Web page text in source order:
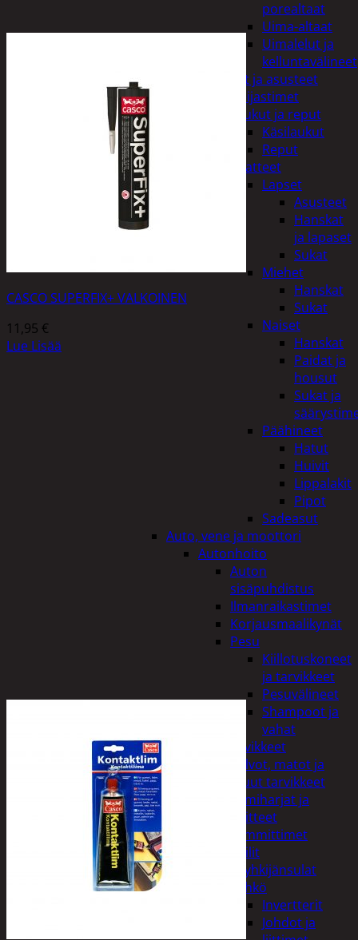
porealtaat
Uima-altaat
Uimalelut ja
kelluntavälineet
Vaatteet ja asusteet
Heijastimet
Laukut ja reput
Käsilaukut
Reput
Vaatteet
Lapset
Asusteet
Hanskat
ja lapaset
Sukat
Miehet
Hanskat
Sukat
Naiset
Hanskat
Paidat ja
housut
Sukat ja
Päähineet
Hatut
Huivit
Lippalakit
Pipot
Sadeasut
Auto, vene ja moottori
Autonhoito
Auton
sisäpuhdistus
Ilmanraikastimet
Korjausmaalikynät
Pesu
Kiillotuskoneet
ja tarvikkeet
Pesuvälineet
Shampoot ja
vahat
Autotarvikkeet
Kalvot, matot ja
muut tarvikkeet
Lumiharjat ja
peitteet
Lämmittimet
Peilit
Pyyhkijänsulat
Sähkö
Invertterit
Johdot ja
CASCO SUPERFIX+ VALKOINEN
11,95 €
Lue Lisää